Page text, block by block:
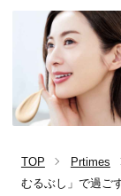
TOP Prtimes
むるぶし」で過ご